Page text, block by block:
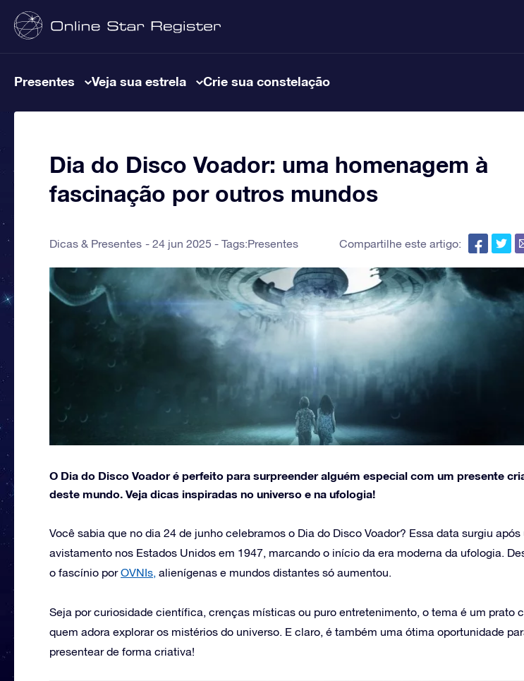
Presentes Veja sua estrela Crie sua constelação
Dia do Disco Voador: uma homenagem à
fascinação por outros mundos
Dicas & Presentes 24 jun 2025 - Tags:Presentes Compartilhe este artigo:
O Dia do Disco Voador é perfeito para surpreender alguém especial com um presente
deste mundo. Veja dicas inspiradas no universo e na ufologia!
Você sabia que no dia 24 de junho celebramos o Dia do Disco Voador? Essa data surgiu após
avistamento nos Estados Unidos em 1947, marcando o início da era moderna da ufologia.
o fascínio porOVNIs, alienígenas e mundos distantes só aumentou.
Seja por curiosidade científica, crenças místicas ou puro entretenimento, o tema é um prato
quem adora explorar os mistérios do universo. E claro, é também uma ótima oportunidade
presentear de forma criativa!